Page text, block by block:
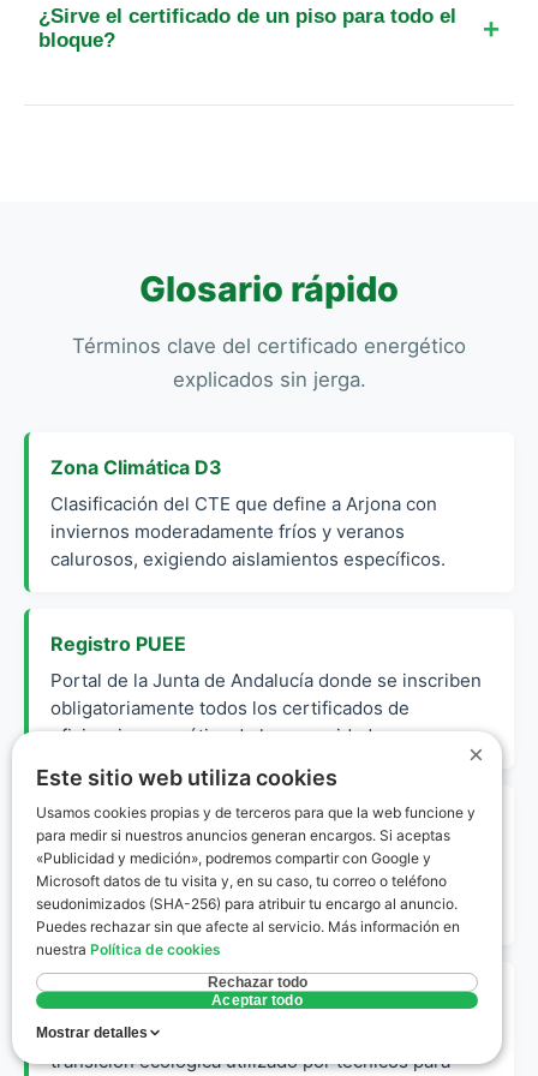
tasa de registro residencial de la Junta de
¿Sirve el certificado de un piso para todo el
bloque?
Glosario rápido
Términos clave del certificado energético
explicados sin jerga.
Zona Climática D3
Clasificación del CTE que define a Arjona con
inviernos moderadamente fríos y veranos
calurosos, exigiendo aislamientos específicos.
Registro PUEE
Portal de la Junta de Andalucía donde se inscriben
obligatoriamente todos los certificados de
eficiencia energética de la comunidad.
Calificación Energética
Escala de letras de la A a la G que indica el nivel de
eficiencia, siendo la A la mejor y la G la más
deficiente.
CE3X
Software oficial reconocido por el Ministerio para la
transición ecológica utilizado por técnicos para
×
Este sitio web utiliza cookies
Usamos cookies propias y de terceros para que la web funcione y
para medir si nuestros anuncios generan encargos. Si aceptas
«Publicidad y medición», podremos compartir con Google y
Microsoft datos de tu visita y, en su caso, tu correo o teléfono
seudonimizados (SHA-256) para atribuir tu encargo al anuncio.
Puedes rechazar sin que afecte al servicio. Más información en
nuestra Política de cookies
Rechazar todo
Aceptar todo
Mostrar detalles